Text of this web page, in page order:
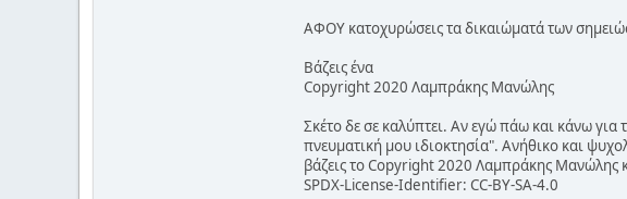
ΑΦΟΥ κατοχυρώσεις τα δικαιώματά των
Βάζεις ένα
Copyright 2020 Λαμπράκης Μανώλης
Σκέτο δε σε καλύπτει. Αν εγώ πάω και κάνω
πνευματική μου ιδιοκτησία". Ανήθικο και
βάζεις το Copyright 2020 Λαμπράκης Μανώλης
SPDX-License-Identifier: CC-BY-SA-4.0